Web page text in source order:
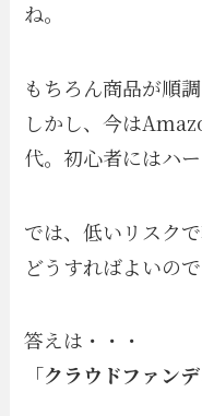
ね。
もちろん商品が順
しかし、今は
代。初心者にはハ
では、低いリスク
どうすればよいので
答えは・・・
「クラウドファン